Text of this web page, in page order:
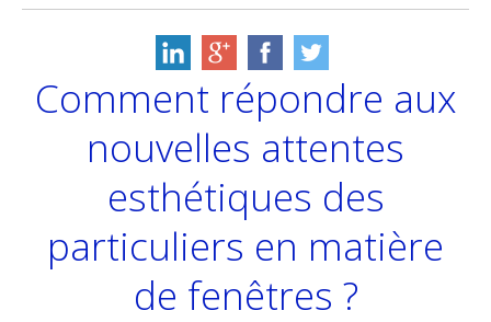
Comment répondre aux
nouvelles attentes
esthétiques des
particuliers en matière
de fenêtres ?